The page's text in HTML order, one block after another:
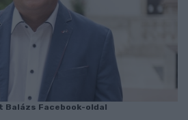
Balázs Facebook-oldal